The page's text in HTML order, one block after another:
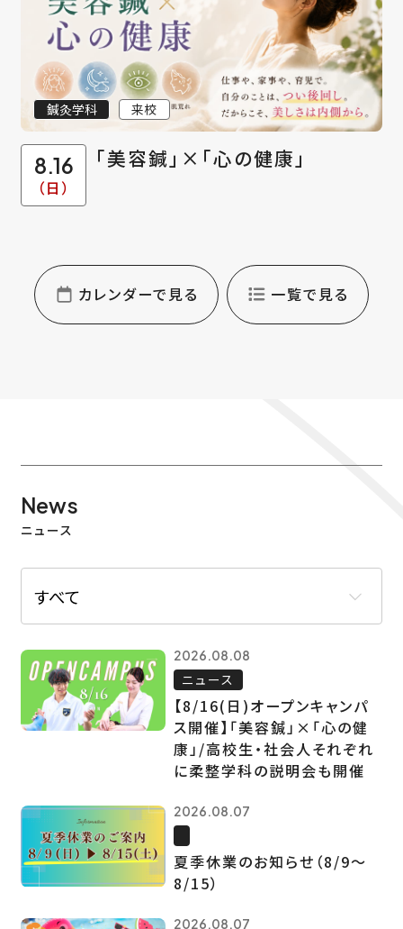
鍼灸学科 来校
8.16
（日）
「美容鍼」×「心の健康」
カレンダーで見る 一覧で見る
News
ニュース
2026.08.08
ニュース
【8/16(日)オープンキャンパ
ス開催】「美容鍼」×「心の健
康」/高校生・社会人それぞれ
に柔整学科の説明会も開催
2026.08.07
夏季休業のお知らせ（8/9～
8/15）
2026.08.07